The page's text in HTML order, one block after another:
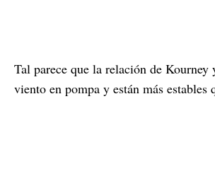
Tal parece que la relación de Kourney
viento en pompa y están más estables